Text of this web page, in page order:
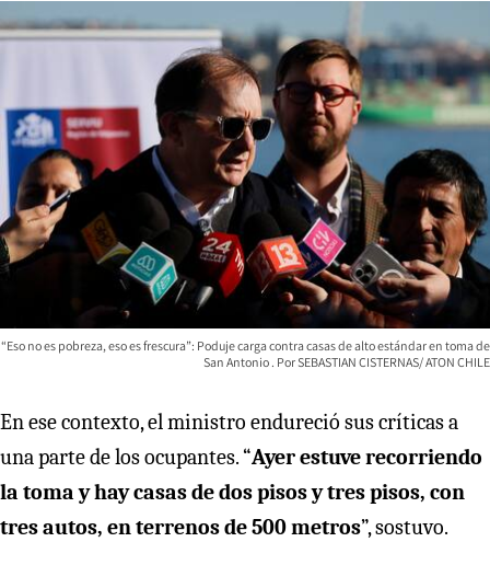
“Eso no es pobreza, eso es frescura”: Poduje carga contra casas de alto estándar en toma de
San Antonio
SEBASTIAN CISTERNAS/ ATON CHILE
En ese contexto, el ministro endureció sus críticas a
una parte de los ocupantes. “Ayer estuve recorriendo
la toma y hay casas de dos pisos y tres pisos, con
tres autos, en terrenos de 500 metros”, sostuvo.